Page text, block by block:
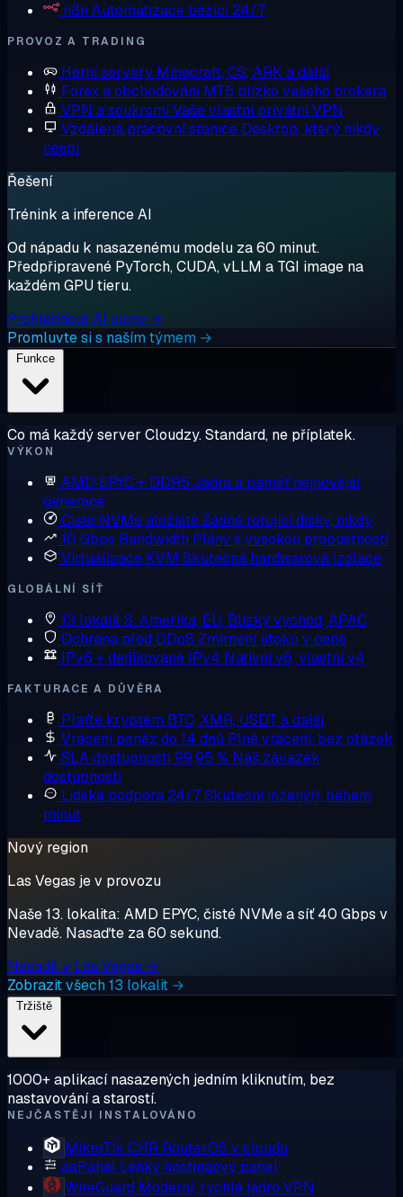
n8n Automatizace běžící 24/7
PROVOZ A TRADING
Herní servery Minecraft, CS, ARK a další
Forex a obchodování MT5 blízko vašeho brokera
VPN a soukromíVaše vlastní privátní VPN
Vzdálená pracovní stanice Desktop, který nikdy
nespí
Řešení
Trénink a inference AI
Od nápadu k nasazenému modelu za 60 minut.
Předpřipravené PyTorch, CUDA, vLLM a TGI image na
každém GPU tieru.
Prohlédnout AI úlohy →
Promluvte si s naším týmem →
Co má každý server Cloudzy. Standard, ne příplatek.
VÝKON
AMD EPYC + DDR5 Jádra a paměť nejnovější
generace
Čisté NVMe úložištěŽádné rotující disky, nikdy
10 Gbps Bandwidth Plány s vysokou propustností
Virtualizace KVM Skutečná hardwarová izolace
GLOBÁLNÍ SÍŤ
13 lokalitS. Amerika, EU, Blízký východ, APAC
Ochrana před DDoS Zmírnění útoků v ceně
IPv6 + dedikované IPv4 Nativní v6, vlastní v4
FAKTURACE A DŮVĚRA
Plaťte kryptem BTC, XMR, USDT a další
Vrácení peněz do 14 dnů Plné vrácení, bez otázek
SLA dostupnosti 99,95 % Náš závazek
dostupnosti
Lidská podpora 24/7Skuteční inženýři, během
minut
Nový region
Las Vegas je v provozu
Naše 13. lokalita: AMD EPYC, čisté NVMe a síť 40 Gbps v
Nevadě. Nasaďte za 60 sekund.
Nasadit v Las Vegas →
Zobrazit všech 13 lokalit →
1000+ aplikací nasazených jedním kliknutím, bez
nastavování a starostí.
NEJČASTĚJI INSTALOVÁNO
MikroTik CHR RouterOS v cloudu
aaPanel Lehký hostingový panel
WireGuard Moderní, rychlé jádro VPN